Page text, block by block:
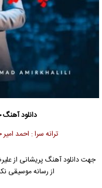
دانلود
ترانه سرا : احمد
از رسانه موسیقی